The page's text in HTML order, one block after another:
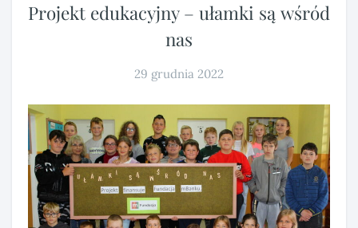
Projekt edukacyjny – ułamki są wśród
nas
29 grudnia 2022